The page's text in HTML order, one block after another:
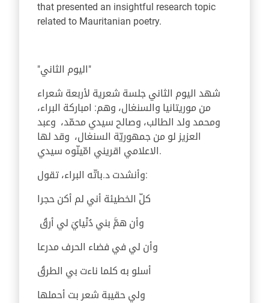
that presented an insightful research topic
related to Mauritanian poetry.
"اليوم الثاني"
شهد اليوم الثاني جلسة شعرية لأربعة شعراء
من موريتانيا والسنغال، وهم: امباركة البراء،
ومحمد ولد الطالب، وصالح سيدي محمّد، وعبد
العزيز لو من جمهوريّة السنغال، وقد لها
الاعلامي اقريني امّينّوه سيدي.
وأنشدت د.باتّه البراء، تقول:
كلّ الخطيئة أني لم أكن حجرا
وأن همَّ بني دُنْيايَ لي أرقُ
وأن لي في فضاء الحرف مدرعا
أسلو به كلما ناءت بي الطرقُ
ولي حقيبة شعر بت أحملها